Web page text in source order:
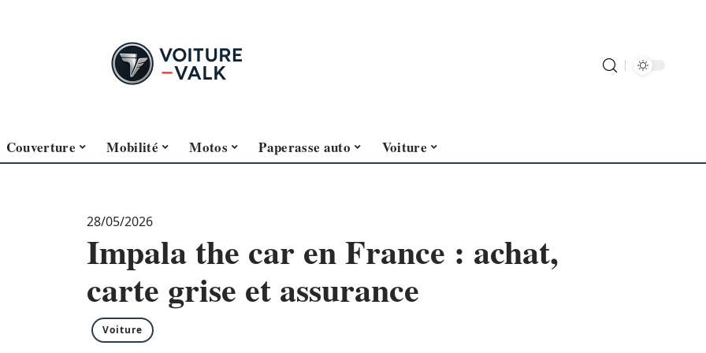
Couverture Mobilité Motos Paperasse auto Voiture
28/05/2026
Impala the car en France : achat,
carte grise et assurance
Voiture